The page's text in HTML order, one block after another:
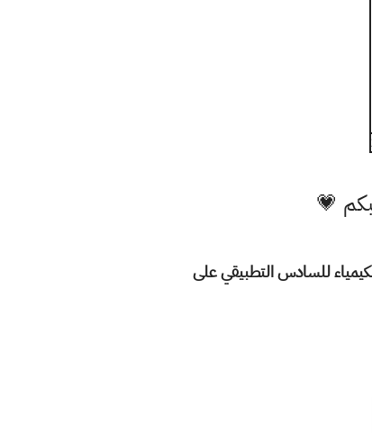
💗
الفصول المطلوبه للعام الدراسي الحالي 2020/2019 من مادة الكيمياء للسادس التطبيقي على